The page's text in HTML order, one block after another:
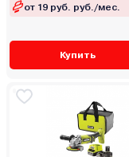
от 19 руб. руб./мес.
Купить